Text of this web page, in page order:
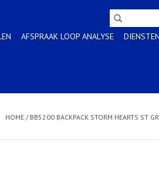
AFSPRAAK LOOP ANALYSE DIENSTEN
HOME / BB5200 BACKPACK STORM HEARTS ST